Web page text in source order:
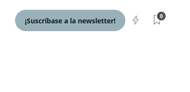
¡Suscríbase a la newsletter!
0